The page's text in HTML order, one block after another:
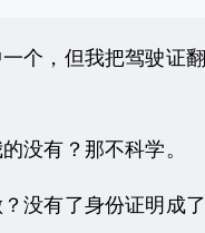
，但我把驾驶证
有？那不科学。
有了身份证明成